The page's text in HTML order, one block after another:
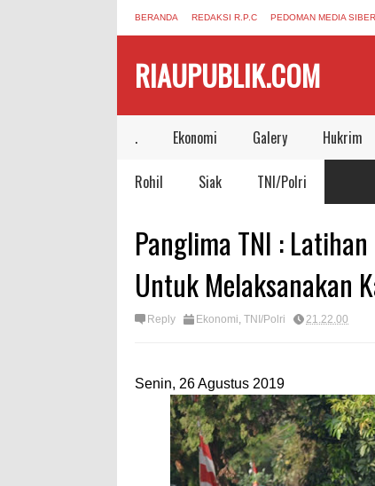
BERANDA REDAKSI R.P.C PEDOMAN MEDIA
RIAUPUBLIK.COM
. Ekonomi Galery Hukrim
Rohil Siak TNI/Polri
Panglima TNI :
Untuk Melaksanakan
Reply Ekonomi, TNI/Polri 21.22.00
Senin, 26 Agustus 2019